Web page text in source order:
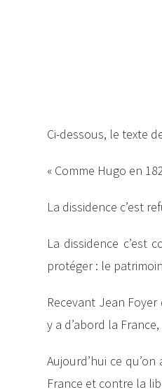
Ci-dessous, le texte
« Comme Hugo en
La dissidence c’est
La dissidence c’est
protéger : le
Recevant Jean
y a d’abord la
Aujourd’hui ce
France et contre la